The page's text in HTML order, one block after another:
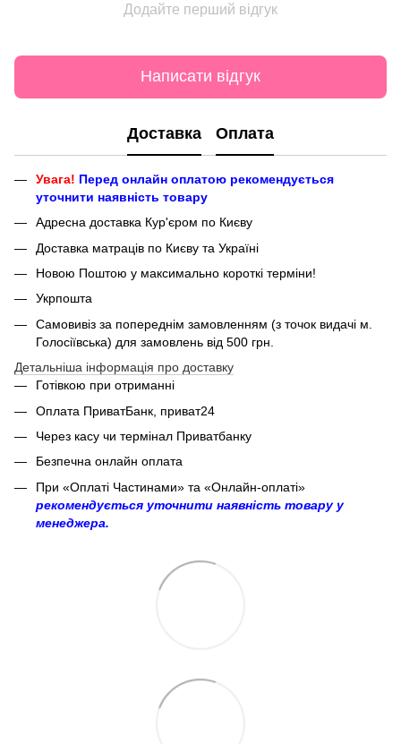
Додайте перший відгук
Написати відгук
Доставка Оплата
Увага! Перед онлайн оплатою рекомендується
уточнити наявність товару
Адресна доставка Кур'єром по Києву
Доставка матраців по Києву та Україні
Новою Поштою у максимально короткі терміни!
Укрпошта
Самовивіз за попереднім замовленням (з точок видачі м.
Голосіївська) для замовлень від 500 грн.
Детальніша інформація про доставку
Готівкою при отриманні
Оплата ПриватБанк, приват24
Через касу чи термінал Приватбанку
Безпечна онлайн оплата
При «Оплаті Частинами» та «Онлайн-оплаті»
рекомендується уточнити наявність товару у
менеджера.